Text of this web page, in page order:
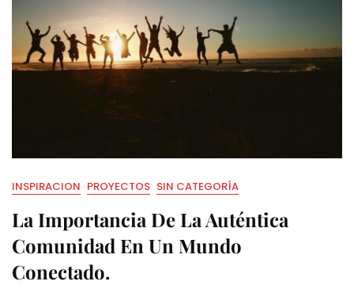
INSPIRACION PROYECTOS SIN CATEGORÍA
La Importancia De La Auténtica
Comunidad En Un Mundo
Conectado.